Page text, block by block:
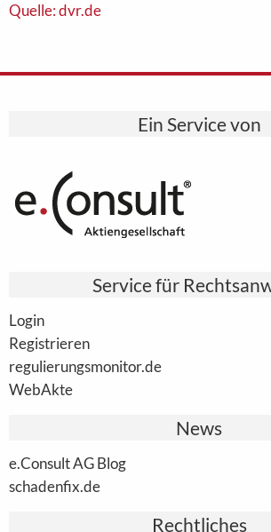
Quelle: dvr.de
Ein Service von
Service für
Login
Registrieren
regulierungsmonitor.de
WebAkte
News
e.Consult AG Blog
schadenfix.de
Rechtliches